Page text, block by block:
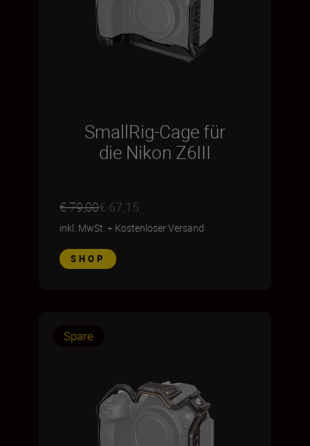
SmallRig-Cage für
die Nikon Z6III
€ 79,00€ 67,15
inkl. MwSt. + Kostenloser Versand
SHOP
Spare